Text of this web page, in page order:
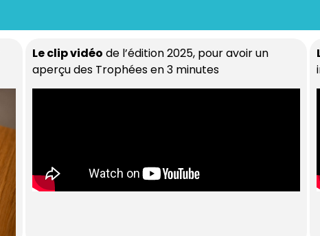
Le clip vidéo de l’édition 2025, pour avoir un
aperçu des Trophées en 3 minutes